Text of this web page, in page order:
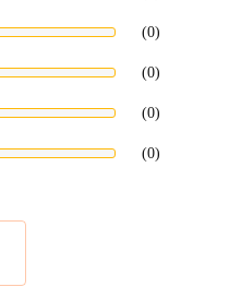
(0)
(0)
(0)
(0)